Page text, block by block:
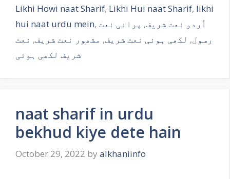
Likhi Howi naat Sharif, Likhi Hui naat Sharif, likhi
hui naat urdu mein, اُردو نعت شریف, پرانی نعت
رسول, لکھی ہوئی نعت شریف, مشھور نعت شریف, نعت
شریف لکھی ہوئی
naat sharif in urdu
bekhud kiye dete hain
October 29, 2022 by alkhaniinfo